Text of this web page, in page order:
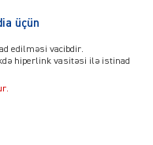
üçün
edilməsi vacibdir.
hiperlink vasitəsi ilə istinad